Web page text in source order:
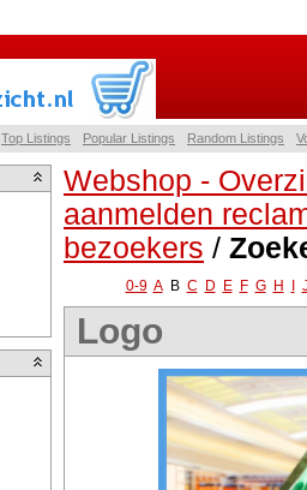
Top Listings Popular Listings Random Listings
Webshop -
aanmelden
bezoekers /
0-9 AB C D E F G H
Logo